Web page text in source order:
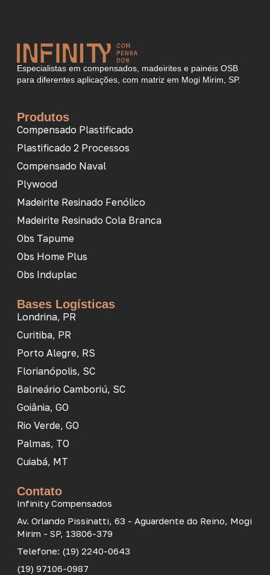
Especialistas em compensados, madeirites e painéis OSB
para diferentes aplicações, com matriz em Mogi Mirim, SP.
Produtos
Compensado Plastificado
Plastificado 2 Processos
Compensado Naval
Plywood
Madeirite Resinado Fenólico
Madeirite Resinado Cola Branca
Obs Tapume
Obs Home Plus
Obs Induplac
Bases Logísticas
Londrina, PR
Curitiba, PR
Porto Alegre, RS
Florianópolis, SC
Balneário Camboriú, SC
Goiânia, GO
Rio Verde, GO
Palmas, TO
Cuiabá, MT
Contato
Infinity Compensados
Av. Orlando Pissinatti, 63 - Aguardente do Reino, Mogi
Mirim - SP, 13806-379
Telefone: (19) 2240-0643
(19) 97106-0987